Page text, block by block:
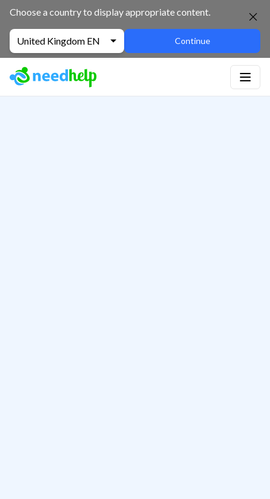
Choose a country to display appropriate content.
United Kingdom EN Continue